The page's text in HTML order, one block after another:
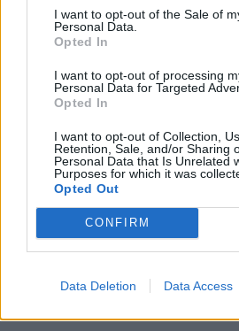
I want to opt-out of the Sale of
Personal Data.
Opted In
I want to opt-out of processing
Personal Data for Targeted
Opted In
I want to opt-out of Collection,
Retention, Sale, and/or Sharing
Personal Data that Is Unrelated
Purposes for which it was
Opted Out
CONFIRM
Data Deletion Data Access
Garessio (27)
Gorzegno (6)
Govone (35)
Guarene (95)
La Morra (122)
Lequio Tanaro (26)